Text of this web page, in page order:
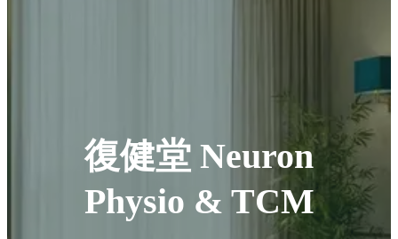
復健堂 Neuron
Physio & TCM